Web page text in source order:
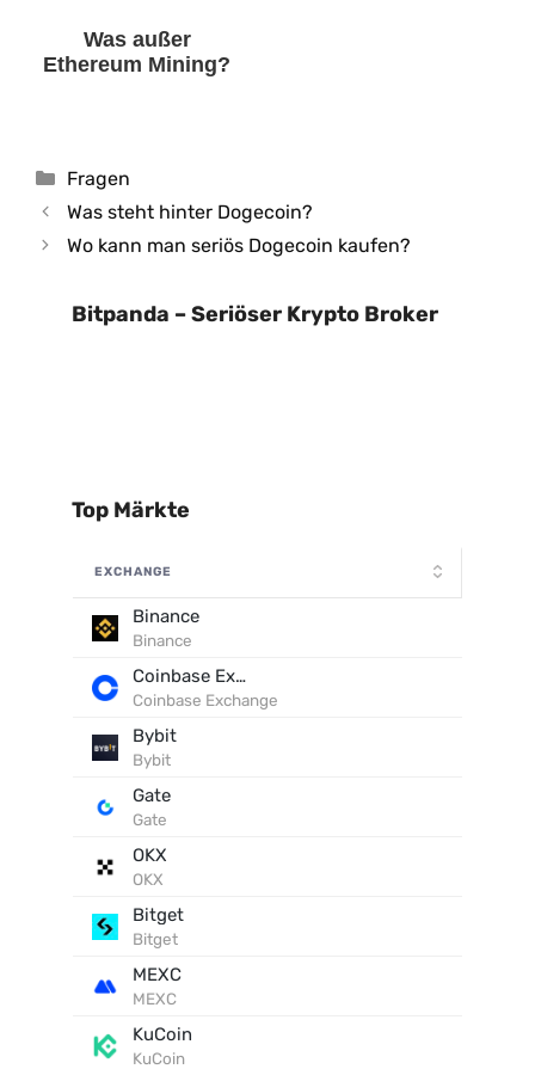
Was außer
Ethereum Mining?
Kategorien
Fragen
Was steht hinter Dogecoin?
Wo kann man seriös Dogecoin kaufen?
Bitpanda – Seriöser Krypto Broker
Top Märkte
EXCHANGE
Binance
Binance
Coinbase Exchange
Coinbase Exchange
Bybit
Bybit
Gate
Gate
OKX
OKX
Bitget
Bitget
MEXC
MEXC
KuCoin
KuCoin